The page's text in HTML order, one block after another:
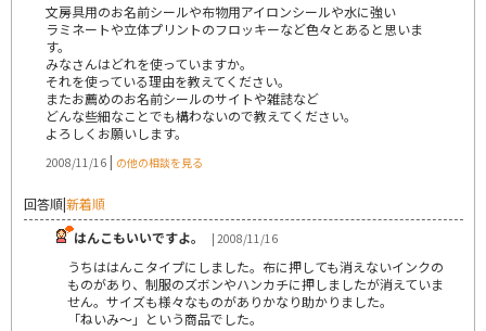
文房具用のお名前シールや布物用アイロンシールや水に強い
ラミネートや立体プリントのフロッキーなど色々とあると思いま
す。
みなさんはどれを使っていますか。
それを使っている理由を教えてください。
またお薦めのお名前シールのサイトや雑誌など
どんな些細なことでも構わないので教えてください。
よろしくお願いします。
2008/11/16 | の他の相談を見る
回答順|新着順
はんこもいいですよ。
| 2008/11/16
うちははんこタイプにしました。布に押しても消えないインクの
ものがあり、制服のズボンやハンカチに押しましたが消えていま
せん。サイズも様々なものがありかなり助かりました。
「ねいみ～」という商品でした。